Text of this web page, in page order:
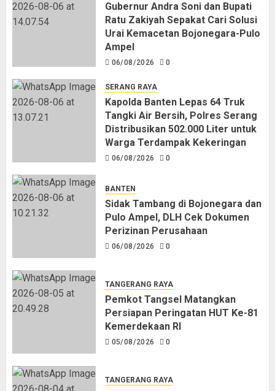
3
Kapolda Banten Lepas 64 Truk
Tangki Air Bersih, Polres Serang
Distribusikan 502.000 Liter untuk
Warga Terdampak Kekeringan
06/08/2026
4
Sidak Tambang di Bojonegara dan
Pulo Ampel, DLH Cek Dokumen
Perizinan Perusahaan
5
Pemkot Tangsel Matangkan
Persiapan Peringatan HUT Ke-81
Kemerdekaan RI
Gubernur Andra Soni dan Bupati
Ratu Zakiyah Sepakat Cari Solusi
Urai Kemacetan Bojonegara-Pulo
Ampel
06/08/2026 0
SERANG RAYA
Kapolda Banten Lepas 64 Truk
Tangki Air Bersih, Polres Serang
Distribusikan 502.000 Liter untuk
Warga Terdampak Kekeringan
06/08/2026 0
BANTEN
Sidak Tambang di Bojonegara dan
Pulo Ampel, DLH Cek Dokumen
Perizinan Perusahaan
06/08/2026 0
TANGERANG RAYA
Pemkot Tangsel Matangkan
Persiapan Peringatan HUT Ke-81
Kemerdekaan RI
05/08/2026 0
TANGERANG RAYA